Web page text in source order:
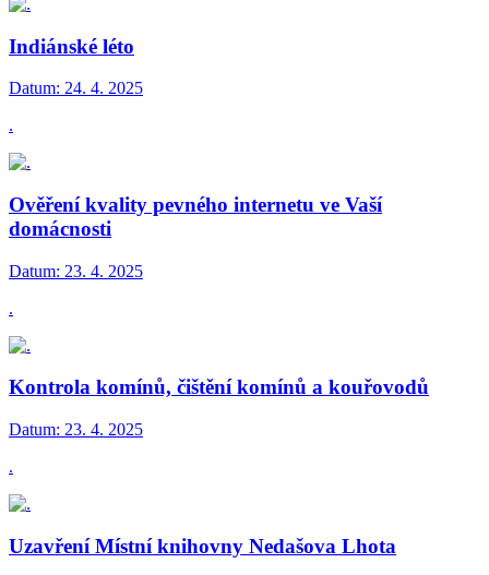
Indiánské léto
Datum: 24. 4. 2025
.
Ověření kvality pevného internetu ve Vaší
domácnosti
Datum: 23. 4. 2025
.
Kontrola komínů, čištění komínů a kouřovodů
Datum: 23. 4. 2025
.
Uzavření Místní knihovny Nedašova Lhota